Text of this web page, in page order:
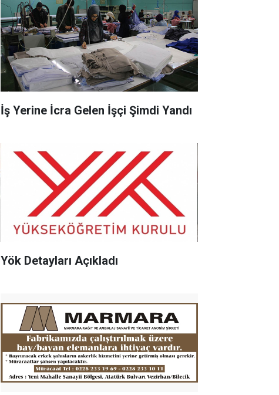
İş Yerine İcra Gelen İşçi Şimdi Yandı
Yök Detayları Açıkladı